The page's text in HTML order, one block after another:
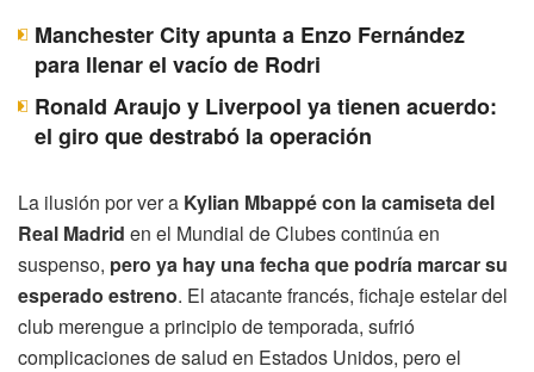
Manchester City apunta a Enzo Fernández
para llenar el vacío de Rodri
Ronald Araujo y Liverpool ya tienen acuerdo:
el giro que destrabó la operación
La ilusión por ver a Kylian Mbappé con la camiseta del
Real Madrid en el Mundial de Clubes continúa en
suspenso, pero ya hay una fecha que podría marcar su
esperado estreno. El atacante francés, fichaje estelar del
club merengue a principio de temporada, sufrió
complicaciones de salud en Estados Unidos, pero el